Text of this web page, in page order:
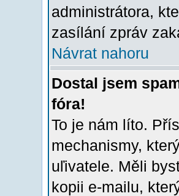
administrátora,
zasílání zpráv
Návrat nahoru
Dostal jsem
fóra!
To je nám líto.
mechanismy,
uľivatele. Měli
kopii e-mailu,